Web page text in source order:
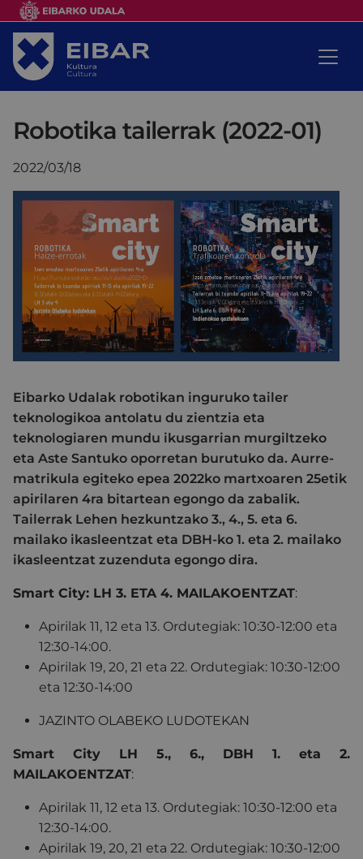
Robotika tailerrak (2022-01)
2022/03/18
Eibarko Udalak robotikan inguruko tailer
teknologikoa antolatu du zientzia eta
teknologiaren mundu ikusgarrian murgiltzeko
eta Aste Santuko oporretan burutuko da. Aurre-
matrikula egiteko epea 2022ko martxoaren 25etik
apirilaren 4ra bitartean egongo da zabalik.
Tailerrak Lehen hezkuntzako 3., 4., 5. eta 6.
mailako ikasleentzat eta DBH-ko 1. eta 2. mailako
ikasleentzat zuzenduta egongo dira.
Smart City: LH 3. ETA 4. MAILAKOENTZAT:
Apirilak 11, 12 eta 13. Ordutegiak: 10:30-12:00 eta
12:30-14:00.
Apirilak 19, 20, 21 eta 22. Ordutegiak: 10:30-12:00
eta 12:30-14:00
JAZINTO OLABEKO LUDOTEKAN
Smart City
LH 5., 6., DBH 1. eta 2.
MAILAKOENTZAT:
Apirilak 11, 12 eta 13. Ordutegiak: 10:30-12:00 eta
12:30-14:00.
Apirilak 19, 20, 21 eta 22. Ordutegiak: 10:30-12:00